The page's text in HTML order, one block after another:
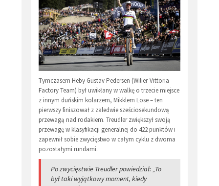
Tymczasem Heby Gustav Pedersen (Wilier-Vittoria
Factory Team) był uwikłany w walkę o trzecie miejsce
z innym duńskim kolarzem, Mikklem Lose – ten
pierwszy finiszował z zaledwie sześciosekundową
przewagą nad rodakiem. Treudler zwiększył swoją
przewagę w klasyfikacji generalnej do 422 punktów i
zapewnił sobie zwycięstwo w całym cyklu z dwoma
pozostałymi rundami.
Po zwycięstwie Treudler powiedział: „To
był taki wyjątkowy moment, kiedy